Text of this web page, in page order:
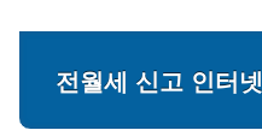
전월세 신고 인터넷